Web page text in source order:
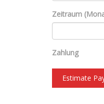
Zeitraum
Zahlung
Estimate